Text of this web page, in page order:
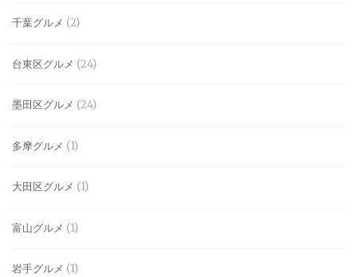
千葉グルメ (2)
台東区グルメ (24)
墨田区グルメ (24)
多摩グルメ (1)
大田区グルメ (1)
富山グルメ (1)
岩手グルメ (1)